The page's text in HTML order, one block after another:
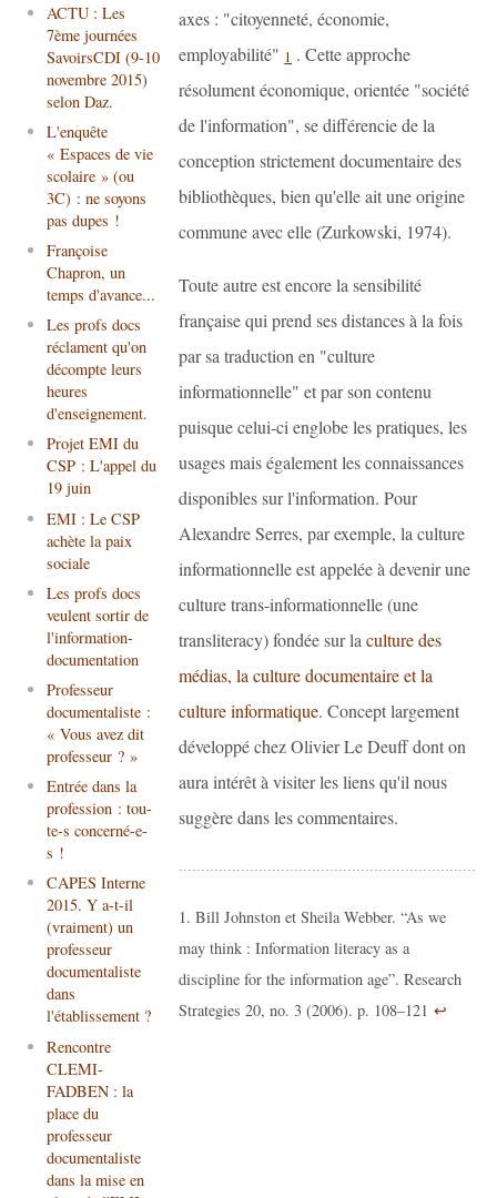
ACTU : Les
7ème journées
SavoirsCDI (9-10
novembre 2015)
selon Daz.
L'enquête
« Espaces de vie
scolaire » (ou
3C) : ne soyons
pas dupes !
Françoise
Chapron, un
temps d'avance...
Les profs docs
réclament qu'on
décompte leurs
heures
d'enseignement.
Projet EMI du
CSP : L'appel du
19 juin
EMI : Le CSP
achète la paix
sociale
Les profs docs
veulent sortir de
l'information-
documentation
Professeur
documentaliste :
« Vous avez dit
professeur ? »
Entrée dans la
profession : tou-
te-s concerné-e-
s !
CAPES Interne
2015. Y a-t-il
(vraiment) un
professeur
documentaliste
dans
l'établissement ?
Rencontre
CLEMI-
FADBEN : la
place du
professeur
documentaliste
dans la mise en
axes : "citoyenneté, économie,
employabilité" 1 . Cette approche
résolument économique, orientée "société
de l'information", se différencie de la
conception strictement documentaire des
bibliothèques, bien qu'elle ait une origine
commune avec elle (Zurkowski, 1974).
Toute autre est encore la sensibilité
française qui prend ses distances à la fois
par sa traduction en "culture
informationnelle" et par son contenu
puisque celui-ci englobe les pratiques, les
usages mais également les connaissances
disponibles sur l'information. Pour
Alexandre Serres, par exemple, la culture
informationnelle est appelée à devenir une
culture trans-informationnelle (une
transliteracy) fondée sur laculture des
médias, la culture documentaire et la
culture informatique. Concept largement
développé chez Olivier Le Deuff dont on
aura intérêt à visiter les liens qu'il nous
suggère dans les commentaires.
Bill Johnston et Sheila Webber. “As we
may think : Information literacy as a
discipline for the information age”. Research
Strategies 20, no. 3 (2006). p. 108–121↩